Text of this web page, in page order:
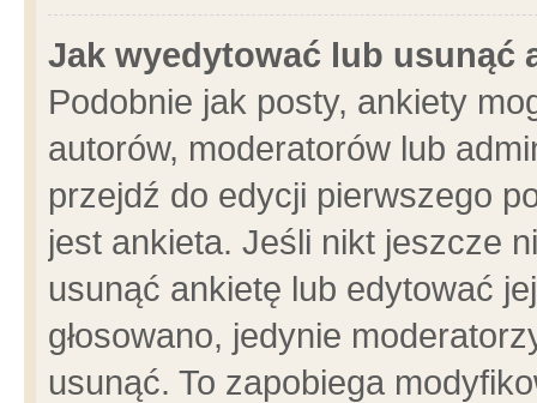
Jak wyedytować lub usunąć
Podobnie jak posty, ankiety
autorów, moderatorów lub
przejdź do edycji pierwszego
jest ankieta. Jeśli nikt jeszcze
usunąć ankietę lub edytować
głosowano, jedynie
usunąć. To zapobiega